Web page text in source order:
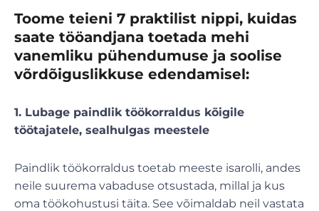
Toome teieni 7 praktilist nippi, kuidas
saate tööandjana toetada mehi
vanemliku pühendumuse ja soolise
võrdõiguslikkuse edendamisel:
1. Lubage paindlik töökorraldus kõigile
töötajatele, sealhulgas meestele
Paindlik töökorraldus toetab meeste isarolli, andes
neile suurema vabaduse otsustada, millal ja kus
oma töökohustusi täita. See võimaldab neil vastata